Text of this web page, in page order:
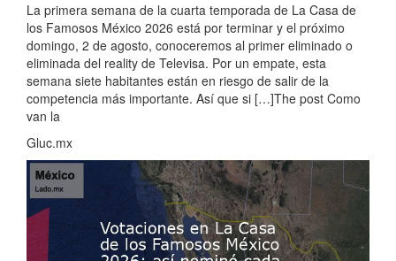
La primera semana de la cuarta temporada de La Casa de
los Famosos México 2026 está por terminar y el próximo
domingo, 2 de agosto, conoceremos al primer eliminado o
eliminada del reality de Televisa. Por un empate, esta
semana siete habitantes están en riesgo de salir de la
competencia más importante. Así que si […]The post Como
van la
Gluc.mx